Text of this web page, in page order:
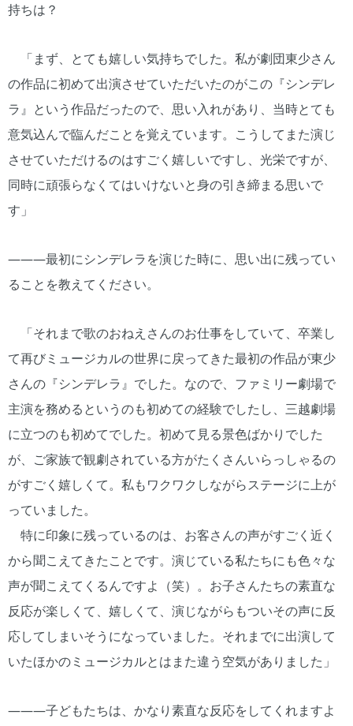
持ちは？
「まず、とても嬉しい気持ちでした。私が劇団東少さん
の作品に初めて出演させていただいたのがこの『シンデレ
ラ』という作品だったので、思い入れがあり、当時とても
意気込んで臨んだことを覚えています。こうしてまた演じ
させていただけるのはすごく嬉しいですし、光栄ですが、
同時に頑張らなくてはいけないと身の引き締まる思いで
す」
―――最初にシンデレラを演じた時に、思い出に残ってい
ることを教えてください。
「それまで歌のおねえさんのお仕事をしていて、卒業し
て再びミュージカルの世界に戻ってきた最初の作品が東少
さんの『シンデレラ』でした。なので、ファミリー劇場で
主演を務めるというのも初めての経験でしたし、三越劇場
に立つのも初めてでした。初めて見る景色ばかりでした
が、ご家族で観劇されている方がたくさんいらっしゃるの
がすごく嬉しくて。私もワクワクしながらステージに上が
っていました。
特に印象に残っているのは、お客さんの声がすごく近く
から聞こえてきたことです。演じている私たちにも色々な
声が聞こえてくるんですよ（笑）。お子さんたちの素直な
反応が楽しくて、嬉しくて、演じながらもついその声に反
応してしまいそうになっていました。それまでに出演して
いたほかのミュージカルとはまた違う空気がありました」
―――子どもたちは、かなり素直な反応をしてくれますよ